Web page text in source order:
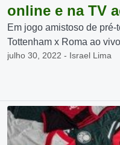
online e na TV
Em jogo amistoso de
Tottenham x Roma ao
julho 30, 2022 - Israel Lima